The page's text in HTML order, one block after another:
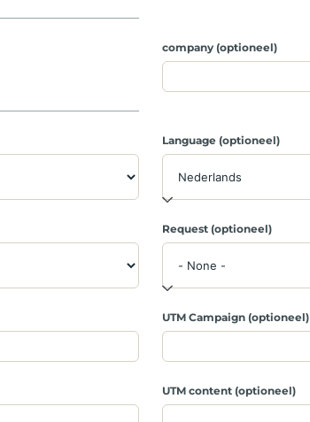
company (optioneel)
Language (optioneel)
Request (optioneel)
UTM Campaign (optioneel)
UTM content (optioneel)